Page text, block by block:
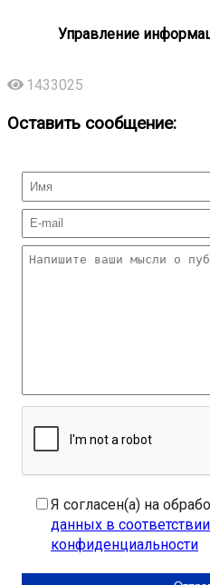
Управление
1433025
Оставить сообщение:
Я согласен(а) на
данных в
конфиденциальности